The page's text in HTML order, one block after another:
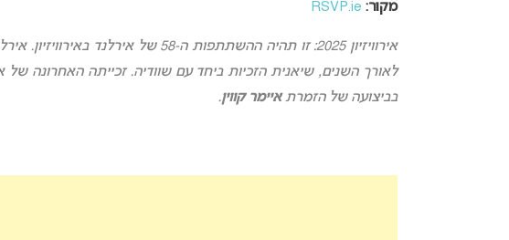
מקור: RSVP.ie
בביצועה של הזמרתאיימר קווין.